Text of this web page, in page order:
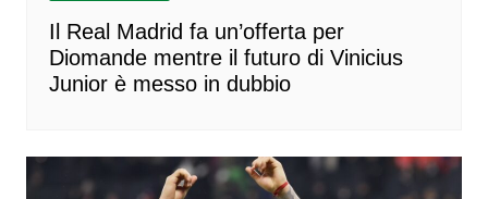
Il Real Madrid fa un’offerta per
Diomande mentre il futuro di Vinicius
Junior è messo in dubbio